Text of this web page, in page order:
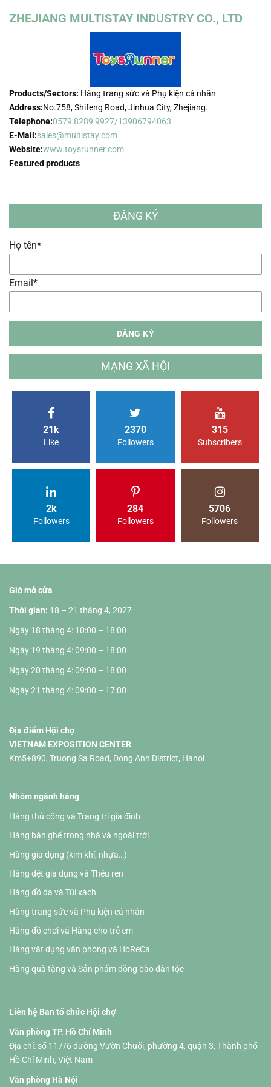
ZHEJIANG MULTISTAY INDUSTRY CO., LTD
Products/Sectors: Hàng trang sức và Phụ kiện cá nhân
Address:No.758, Shifeng Road, Jinhua City, Zhejiang.
Telephone:0579 8289 9927/13906794063
E-Mail:sales@multistay.com
Website:www.toysrunner.com
Featured products
ĐĂNG KÝ
Họ tên*
Email*
MẠNG XÃ HỘI
21k
Like
2370
Followers
315
Subscribers
2k
Followers
284
Followers
5706
Followers
Giờ mở cửa
Thời gian: 18 – 21 tháng 4, 2027
Ngày 18 tháng 4: 10:00 – 18:00
Ngày 19 tháng 4: 09:00 – 18:00
Ngày 20 tháng 4: 09:00 – 18:00
Ngày 21 tháng 4: 09:00 – 17:00
Địa điểm Hội chợ
VIETNAM EXPOSITION CENTER
Km5+890, Truong Sa Road, Dong Anh District, Hanoi
Nhóm ngành hàng
Hàng thủ công và Trang trí gia đình
Hàng bàn ghế trong nhà và ngoài trời
Hàng gia dụng (kim khí, nhựa…)
Hàng dệt gia dụng và Thêu ren
Hàng đồ da và Túi xách
Hàng trang sức và Phụ kiện cá nhân
Hàng đồ chơi và Hàng cho trẻ em
Hàng vật dụng văn phòng và HoReCa
Hàng quà tặng và Sản phẩm đồng bào dân tộc
Liên hệ Ban tổ chức Hội chợ
Văn phòng TP. Hồ Chí Minh
Địa chỉ: số 117/6 đường Vườn Chuối, phường 4, quận 3, Thành phố
Hồ Chí Minh, Việt Nam
Văn phòng Hà Nội